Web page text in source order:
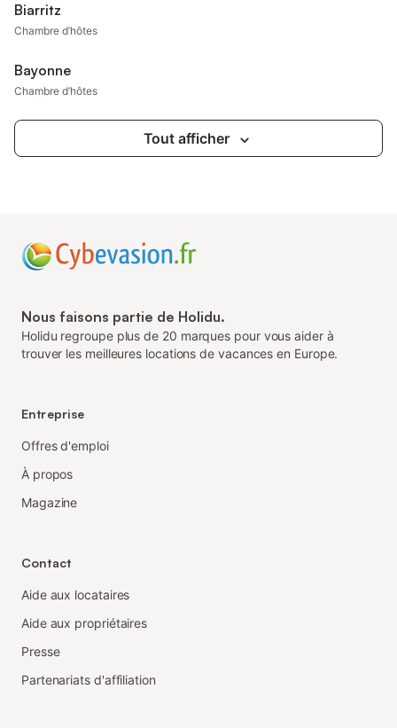
Biarritz
Chambre d’hôtes
Bayonne
Chambre d’hôtes
Tout afficher
Nous faisons partie de Holidu.
Holidu regroupe plus de 20 marques pour vous aider à
trouver les meilleures locations de vacances en Europe.
Entreprise
Offres d'emploi
À propos
Magazine
Contact
Aide aux locataires
Aide aux propriétaires
Presse
Partenariats d'affiliation